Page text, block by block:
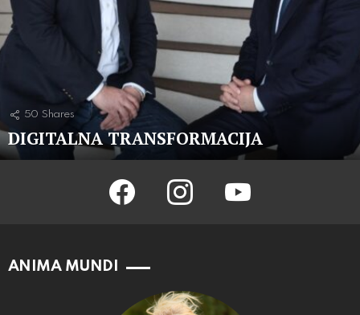
50 Shares
DIGITALNA TRANSFORMACIJA
facebook instagram youtube
ANIMA MUNDI